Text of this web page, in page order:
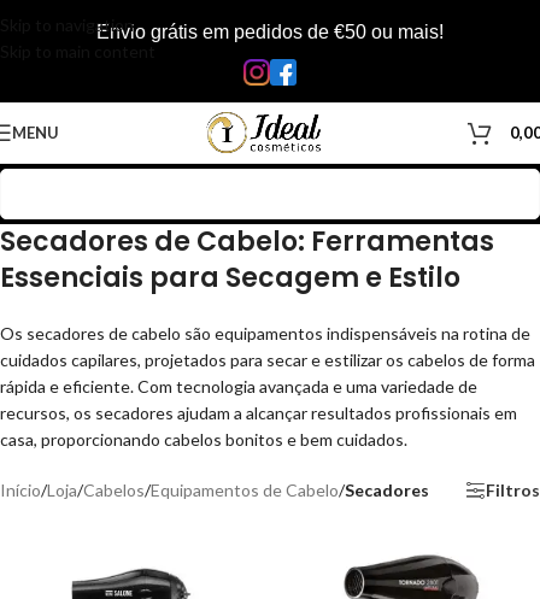
Skip to navigationEnvio grátis em pedidos de €50 ou mais!
MENU
Secadores de Cabelo: Ferramentas
Essenciais para Secagem e Estilo
Os secadores de cabelo são equipamentos indispensáveis na rotina de
cuidados capilares, projetados para secar e estilizar os cabelos de forma
rápida e eficiente. Com tecnologia avançada e uma variedade de
recursos, os secadores ajudam a alcançar resultados profissionais em
casa, proporcionando cabelos bonitos e bem cuidados.
Início/Loja/Cabelos/Equipamentos de Cabelo/Secadores Filtros